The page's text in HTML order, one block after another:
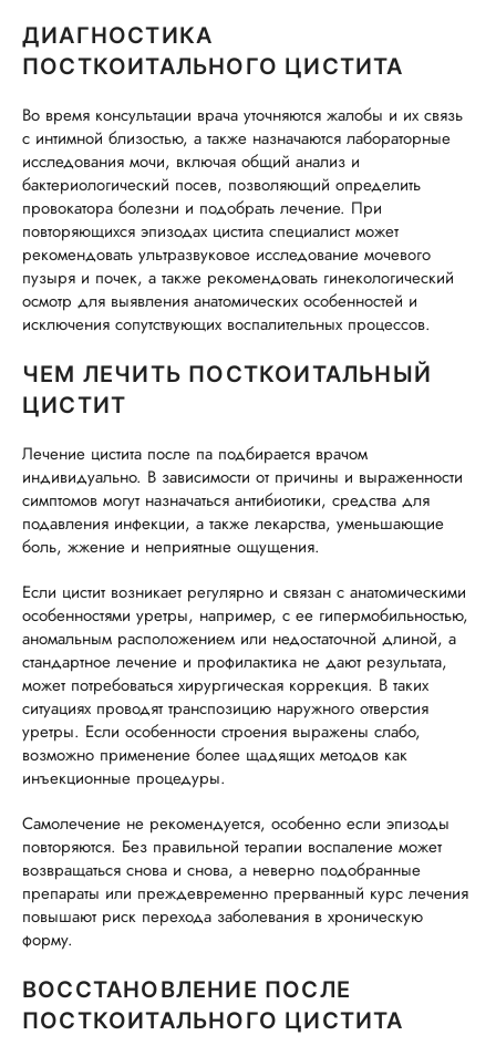
ДИАГНОСТИКА
ПОСТКОИТАЛЬНОГО ЦИСТИТА
Во время консультации врача уточняются жалобы и их связь
с интимной близостью, а также назначаются лабораторные
исследования мочи, включая общий анализ и
бактериологический посев, позволяющий определить
провокатора болезни и подобрать лечение. При
повторяющихся эпизодах цистита специалист может
рекомендовать ультразвуковое исследование мочевого
пузыря и почек, а также рекомендовать гинекологический
осмотр для выявления анатомических особенностей и
исключения сопутствующих воспалительных процессов.
ЧЕМ ЛЕЧИТЬ ПОСТКОИТАЛЬНЫЙ
ЦИСТИТ
Лечение цистита после па подбирается врачом
индивидуально. В зависимости от причины и выраженности
симптомов могут назначаться антибиотики, средства для
подавления инфекции, а также лекарства, уменьшающие
боль, жжение и неприятные ощущения.
Если цистит возникает регулярно и связан с анатомическими
особенностями уретры, например, с ее гипермобильностью,
аномальным расположением или недостаточной длиной, а
стандартное лечение и профилактика не дают результата,
может потребоваться хирургическая коррекция. В таких
ситуациях проводят транспозицию наружного отверстия
уретры. Если особенности строения выражены слабо,
возможно применение более щадящих методов как
инъекционные процедуры.
Самолечение не рекомендуется, особенно если эпизоды
повторяются. Без правильной терапии воспаление может
возвращаться снова и снова, а неверно подобранные
препараты или преждевременно прерванный курс лечения
повышают риск перехода заболевания в хроническую
форму.
ВОССТАНОВЛЕНИЕ ПОСЛЕ
ПОСТКОИТАЛЬНОГО ЦИСТИТА